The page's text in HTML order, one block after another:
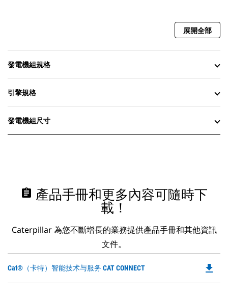
展開全部
發電機組規格
引擎規格
發電機組尺寸
assignment 產品手冊和更多內容可隨時下
載！
Caterpillar 為您不斷增長的業務提供產品手冊和其他資訊
文件。
Cat®（卡特）智能技术与服务 CAT CONNECT file_download